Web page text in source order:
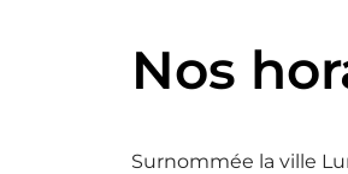
Nos
Surnommée la ville